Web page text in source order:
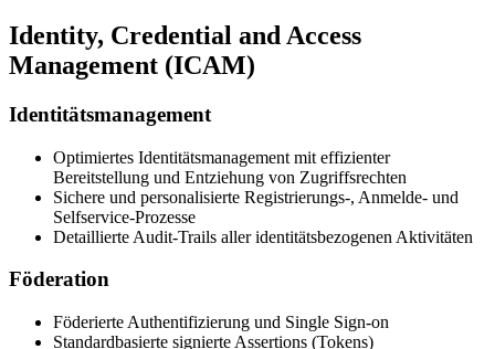
Identity, Credential and Access
Management (ICAM)
Identitätsmanagement
Optimiertes Identitätsmanagement mit effizienter
Bereitstellung und Entziehung von Zugriffsrechten
Sichere und personalisierte Registrierungs-, Anmelde- und
Selfservice-Prozesse
Detaillierte Audit-Trails aller identitätsbezogenen Aktivitäten
Föderation
Föderierte Authentifizierung und Single Sign-on
Standardbasierte signierte Assertions (Tokens)